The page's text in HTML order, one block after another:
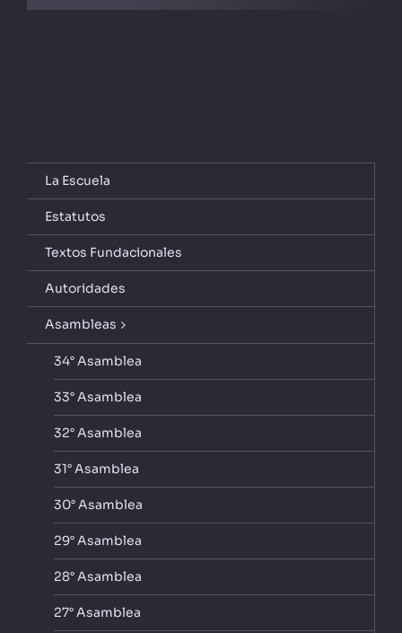
La Escuela
Estatutos
Textos Fundacionales
Autoridades
Asambleas
34° Asamblea
33° Asamblea
32° Asamblea
31° Asamblea
30° Asamblea
29° Asamblea
28° Asamblea
27° Asamblea